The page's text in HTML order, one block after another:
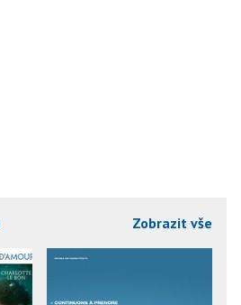
Zobrazit vše